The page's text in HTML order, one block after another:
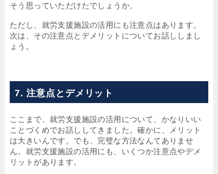
そう思っていただけたでしょうか。
ただし、就労支援施設の活用にも注意点はあります。
次は、その注意点とデメリットについてお話ししまし
ょう。
7. 注意点とデメリット
ここまで、就労支援施設の活用について、かなりいい
ことづくめでお話ししてきました。確かに、メリット
は大きいんです。でも、完璧な方法なんてありませ
ん。就労支援施設の活用にも、いくつか注意点やデメ
リットがあります。